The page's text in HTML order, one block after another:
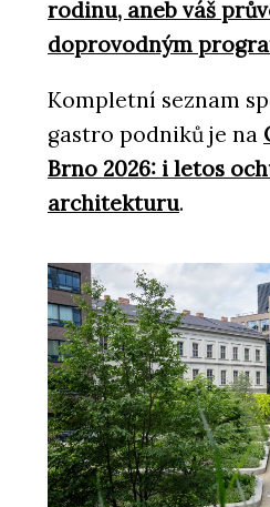
rodinu, aneb váš
doprovodným
Kompletní seznam
gastro podniků je na
Brno 2026: i letos
architekturu.